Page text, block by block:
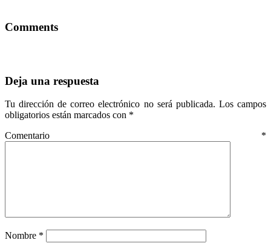
Comments
Deja una respuesta
Tu dirección de correo electrónico no será publicada. Los campos
obligatorios están marcados con *
Comentario *
Nombre *